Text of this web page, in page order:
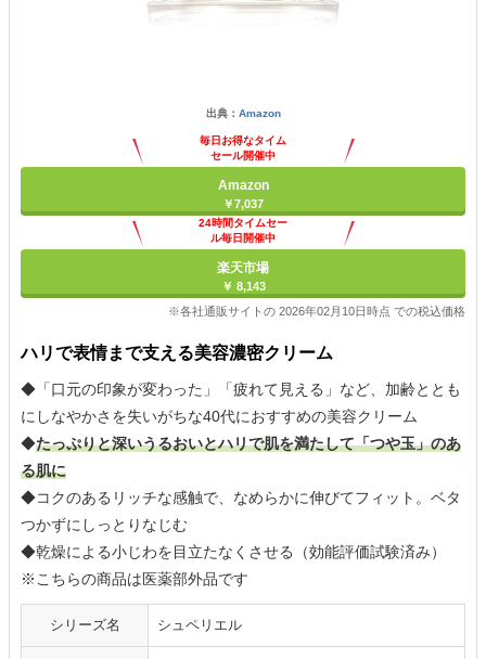
出典： Amazon
毎日お得なタイム
セール開催中
Amazon
￥7,037
24時間タイムセー
ル毎日開催中
楽天市場
￥ 8,143
※各社通販サイトの 2026年02月10日時点 での税込価格
ハリで表情まで支える美容濃密クリーム
◆「口元の印象が変わった」「疲れて見える」など、加齢ととも
にしなやかさを失いがちな40代におすすめの美容クリーム
◆たっぷりと深いうるおいとハリで肌を満たして「つや玉」のあ
る肌に
◆コクのあるリッチな感触で、なめらかに伸びてフィット。ベタ
つかずにしっとりなじむ
◆乾燥による小じわを目立たなくさせる（効能評価試験済み）
※こちらの商品は医薬部外品です
シリーズ名 シュペリエル